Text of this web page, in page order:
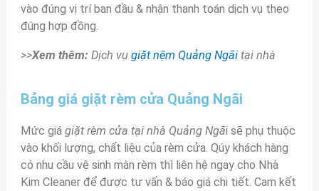
vào đúng vị trí ban đầu & nhận thanh toán dịch vụ theo
đúng hợp đồng.
>>Xem thêm: Dịch vụ giặt nệm Quảng Ngãitại nhà
Bảng giá giặt rèm cửa Quảng Ngãi
Mức giá giặt rèm cửa tại nhà Quảng Ngãi sẽ phụ thuộc
vào khối lượng, chất liệu của rèm cửa. Qúy khách hàng
có nhu cầu vệ sinh màn rèm thì liên hệ ngay cho Nhà
Kim Cleaner để được tư vấn & báo giá chi tiết. Cam kết